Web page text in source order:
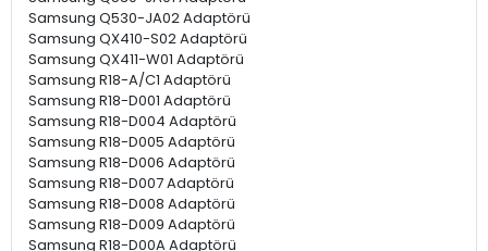
Samsung Q530-JA02 Adaptörü
Samsung QX410-S02 Adaptörü
Samsung QX411-W01 Adaptörü
Samsung R18-A/C1 Adaptörü
Samsung R18-D001 Adaptörü
Samsung R18-D004 Adaptörü
Samsung R18-D005 Adaptörü
Samsung R18-D006 Adaptörü
Samsung R18-D007 Adaptörü
Samsung R18-D008 Adaptörü
Samsung R18-D009 Adaptörü
Samsung R18-D00A Adaptörü